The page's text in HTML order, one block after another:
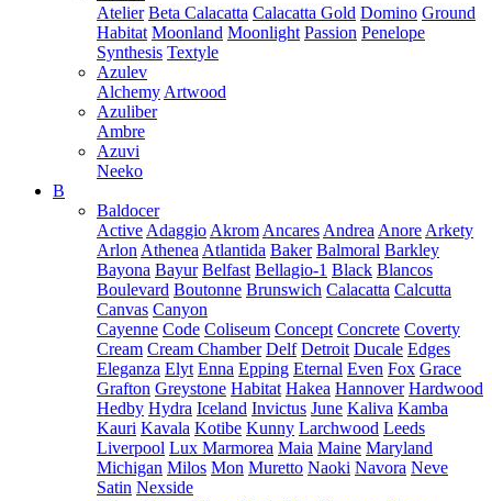
Atelier Beta Calacatta Calacatta Gold Domino Ground
Habitat Moonland Moonlight Passion Penelope
Synthesis Textyle
Azulev
Alchemy Artwood
Azuliber
Ambre
Azuvi
Neeko
B
Baldocer
Active Adaggio Akrom Ancares Andrea Anore Arkety
Arlon Athenea Atlantida Baker Balmoral Barkley
Bayona Bayur Belfast Bellagio-1 Black Blancos
Boulevard Boutonne Brunswich Calacatta Calcutta
Canvas Canyon
Cayenne Code Coliseum Concept Concrete Coverty
Cream Cream Chamber Delf Detroit Ducale Edges
Eleganza Elyt Enna Epping Eternal Even Fox Grace
Grafton Greystone Habitat Hakea Hannover Hardwood
Hedby Hydra Iceland Invictus June Kaliva Kamba
Kauri Kavala Kotibe Kunny Larchwood Leeds
Liverpool Lux Marmorea Maia Maine Maryland
Michigan Milos Mon Muretto Naoki Navora Neve
Satin Nexside